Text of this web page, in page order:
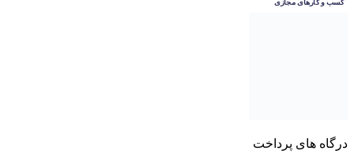
درگاه های پرداخت